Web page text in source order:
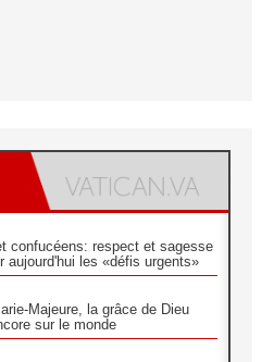
confucéens: respect et sagesse
aujourd'hui les «défis urgents»
Majeure, la grâce de Dieu
sur le monde